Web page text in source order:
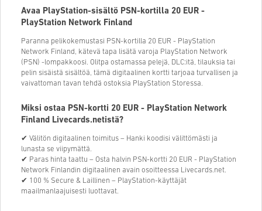
Avaa PlayStation-sisältö PSN-kortilla 20 EUR -
PlayStation Network Finland
Paranna pelikokemustasi PSN-kortilla 20 EUR - PlayStation
Network Finland, kätevä tapa lisätä varoja PlayStation Network
(PSN) -lompakkoosi. Olitpa ostamassa pelejä, DLC:itä, tilauksia tai
pelin sisäistä sisältöä, tämä digitaalinen kortti tarjoaa turvallisen ja
vaivattoman tavan tehdä ostoksia PlayStation Storessa.
Miksi ostaa PSN-kortti 20 EUR - PlayStation Network
Finland Livecards.netistä?
✔ Välitön digitaalinen toimitus – Hanki koodisi välittömästi ja
lunasta se viipymättä.
✔ Paras hinta taattu – Osta halvin PSN-kortti 20 EUR - PlayStation
Network Finlandin digitaalinen avain osoitteessa Livecards.net.
✔ 100 % Secure & Laillinen – PlayStation-käyttäjät
maailmanlaajuisesti luottavat.